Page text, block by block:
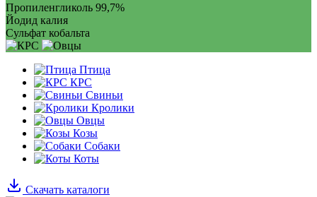
Пропиленгликоль 99,7%
Йодид калия
Сульфат кобальта
Птица
КРС
Свиньи
Кролики
Овцы
Козы
Собаки
Коты
Скачать каталоги